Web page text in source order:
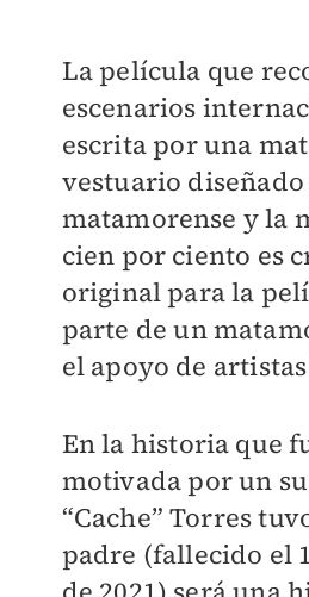
La película que
escenarios
escrita por una
vestuario
matamorense y la
cien por ciento es
original para la
parte de un
el apoyo de
En la historia que
motivada por un
“Cache” Torres
padre (fallecido el